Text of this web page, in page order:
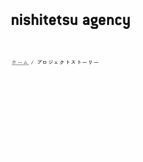
ホーム / プロジェクトストーリー